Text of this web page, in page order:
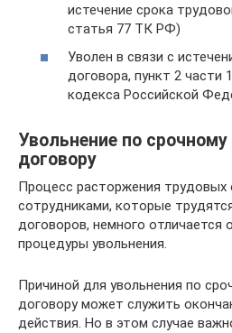
истечение срока
статья 77 ТК РФ)
Уволен в связи с
договора, пункт 2 части
кодекса Российской
Увольнение по
договору
Процесс расторжения трудовых
сотрудниками, которые
договоров, немного отличается
процедуры увольнения.
Причиной для увольнения по
договору может служить
действия. Но в этом случае